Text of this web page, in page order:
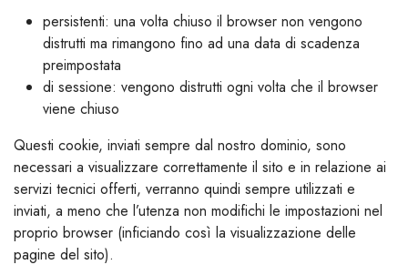
persistenti: una volta chiuso il browser non vengono
distrutti ma rimangono fino ad una data di scadenza
preimpostata
di sessione: vengono distrutti ogni volta che il browser
viene chiuso
Questi cookie, inviati sempre dal nostro dominio, sono
necessari a visualizzare correttamente il sito e in relazione ai
servizi tecnici offerti, verranno quindi sempre utilizzati e
inviati, a meno che l’utenza non modifichi le impostazioni nel
proprio browser (inficiando così la visualizzazione delle
pagine del sito).